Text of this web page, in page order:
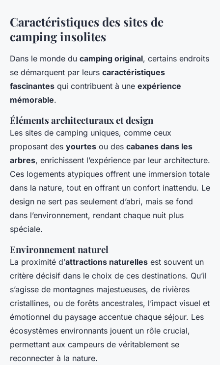
Caractéristiques des sites de
camping insolites
Dans le monde du camping original, certains endroits
se démarquent par leurs caractéristiques
fascinantes qui contribuent à une expérience
mémorable.
Éléments architecturaux et design
Les sites de camping uniques, comme ceux
proposant des yourtes ou des cabanes dans les
arbres, enrichissent l’expérience par leur architecture.
Ces logements atypiques offrent une immersion totale
dans la nature, tout en offrant un confort inattendu. Le
design ne sert pas seulement d’abri, mais se fond
dans l’environnement, rendant chaque nuit plus
spéciale.
Environnement naturel
La proximité d’attractions naturelles est souvent un
critère décisif dans le choix de ces destinations. Qu’il
s’agisse de montagnes majestueuses, de rivières
cristallines, ou de forêts ancestrales, l’impact visuel et
émotionnel du paysage accentue chaque séjour. Les
écosystèmes environnants jouent un rôle crucial,
permettant aux campeurs de véritablement se
reconnecter à la nature.